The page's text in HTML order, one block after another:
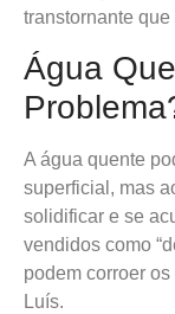
transtornante que
Água
A água quente
superficial, mas
solidificar e se
vendidos como
podem corroer
Luís.